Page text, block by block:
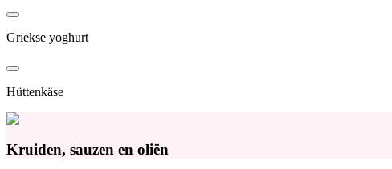
Griekse yoghurt
Hüttenkäse
Kruiden, sauzen en oliën